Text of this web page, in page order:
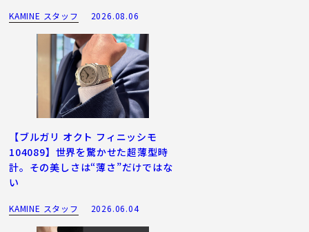
KAMINE スタッフ 2026.08.06
【ブルガリ オクト フィニッシモ
104089】世界を驚かせた超薄型時
計。その美しさは“薄さ”だけではな
い
KAMINE スタッフ 2026.06.04